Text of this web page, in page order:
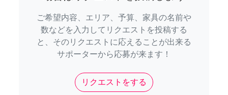
ご希望内容、エリア、予算、家具の名前や
数などを入力してリクエストを投稿する
と、そのリクエストに応えることが出来る
サポーターから応募が来ます！
リクエストをする